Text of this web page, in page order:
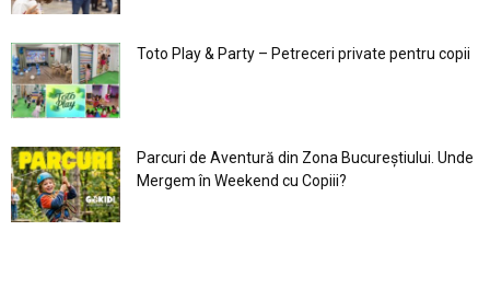
Toto Play & Party – Petreceri private pentru copii
Parcuri de Aventură din Zona Bucureştiului. Unde
Mergem în Weekend cu Copiii?